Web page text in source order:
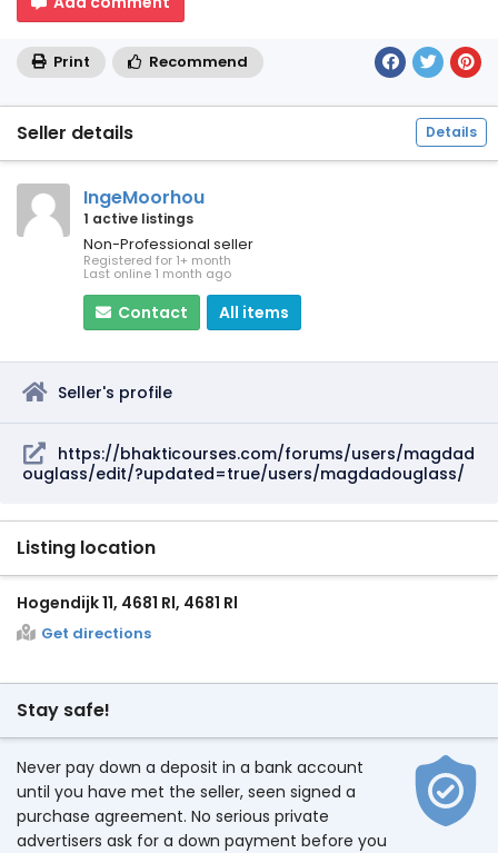
Print Recommend
Seller details Details
IngeMoorhou
1 active listings
Non-Professional seller
Registered for 1+ month
Last online 1 month ago
Contact All items
Seller's profile
https://bhakticourses.com/forums/users/magdad
ouglass/edit/?updated=true/users/magdadouglass/
Listing location
Hogendijk 11, 4681 Rl, 4681 Rl
Get directions
Stay safe!
Never pay down a deposit in a bank account
until you have met the seller, seen signed a
purchase agreement. No serious private
advertisers ask for a down payment before you